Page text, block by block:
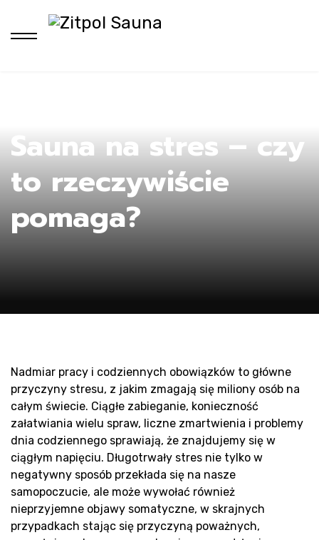
Sauna na stres – czy
to rzeczywiście
pomaga?
Nadmiar pracy i codziennych obowiązków to główne
przyczyny stresu, z jakim zmagają się miliony osób na
całym świecie. Ciągłe zabieganie, konieczność
załatwiania wielu spraw, liczne zmartwienia i problemy
dnia codziennego sprawiają, że znajdujemy się w
ciągłym napięciu. Długotrwały stres nie tylko w
negatywny sposób przekłada się na nasze
samopoczucie, ale może wywołać również
nieprzyjemne objawy somatyczne, w skrajnych
przypadkach stając się przyczyną poważnych,